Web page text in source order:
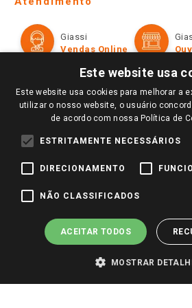
Televendas
Perguntas frequentes
Trabalhe Conosco
Identidade Visual
Formas de Pagamento
Políticas de entrega
Trocas e Devoluções
Giassi
Vendas Online
Redes Sociais
Pagamento e Segurança
Este website usa
Este website usa cookies para melhorar a
utilizar o nosso website, o usuário
de acordo com nossa Política de
ESTRITAMENTE NECESSÁRIOS
DIRECIONAMENTO
NÃO CLASSIFICADOS
ACEITAR TODOS
MOSTRAR